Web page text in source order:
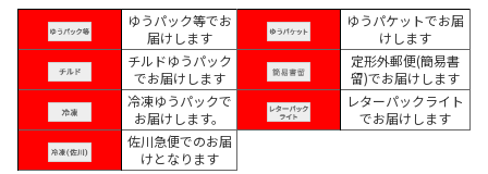
ゆうパック等でお
届けします
ゆうパケットでお届
けします
チルドゆうパック
でお届けします
定形外郵便(簡易書
留)でお届けします
冷凍ゆうパックで
お届けします。
レターパックライト
でお届けします
佐川急便でのお届
けとなります